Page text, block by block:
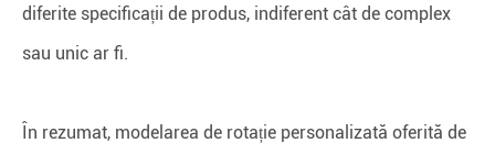
diferite specificații de produs, indiferent cât de complex
sau unic ar fi.
În rezumat, modelarea de rotație personalizată oferită de